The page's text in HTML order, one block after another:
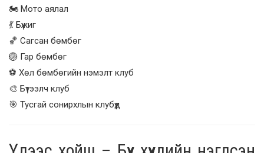
🏍️ Мото аялал
💃 Бүжиг
🏀 Сагсан бөмбөг
🏐 Гар бөмбөг
⚽ Хөл бөмбөгийн нэмэлт клуб
🎨 Бүтээлч клуб
🎯 Тусгай сонирхлын клубүүд